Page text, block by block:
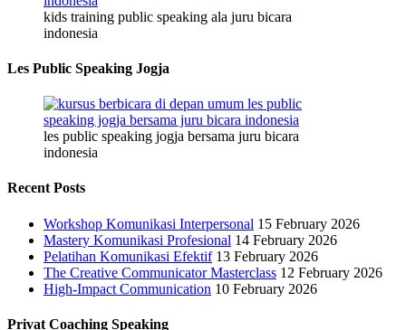
kids training public speaking ala juru bicara
indonesia
Les Public Speaking Jogja
les public speaking jogja bersama juru bicara
indonesia
Recent Posts
Workshop Komunikasi Interpersonal 15 February 2026
Mastery Komunikasi Profesional 14 February 2026
Pelatihan Komunikasi Efektif 13 February 2026
The Creative Communicator Masterclass 12 February 2026
High-Impact Communication 10 February 2026
Privat Coaching Speaking